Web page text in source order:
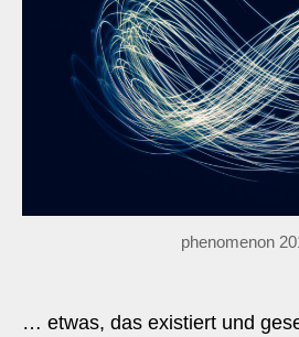
phenomenon
… etwas, das existiert und